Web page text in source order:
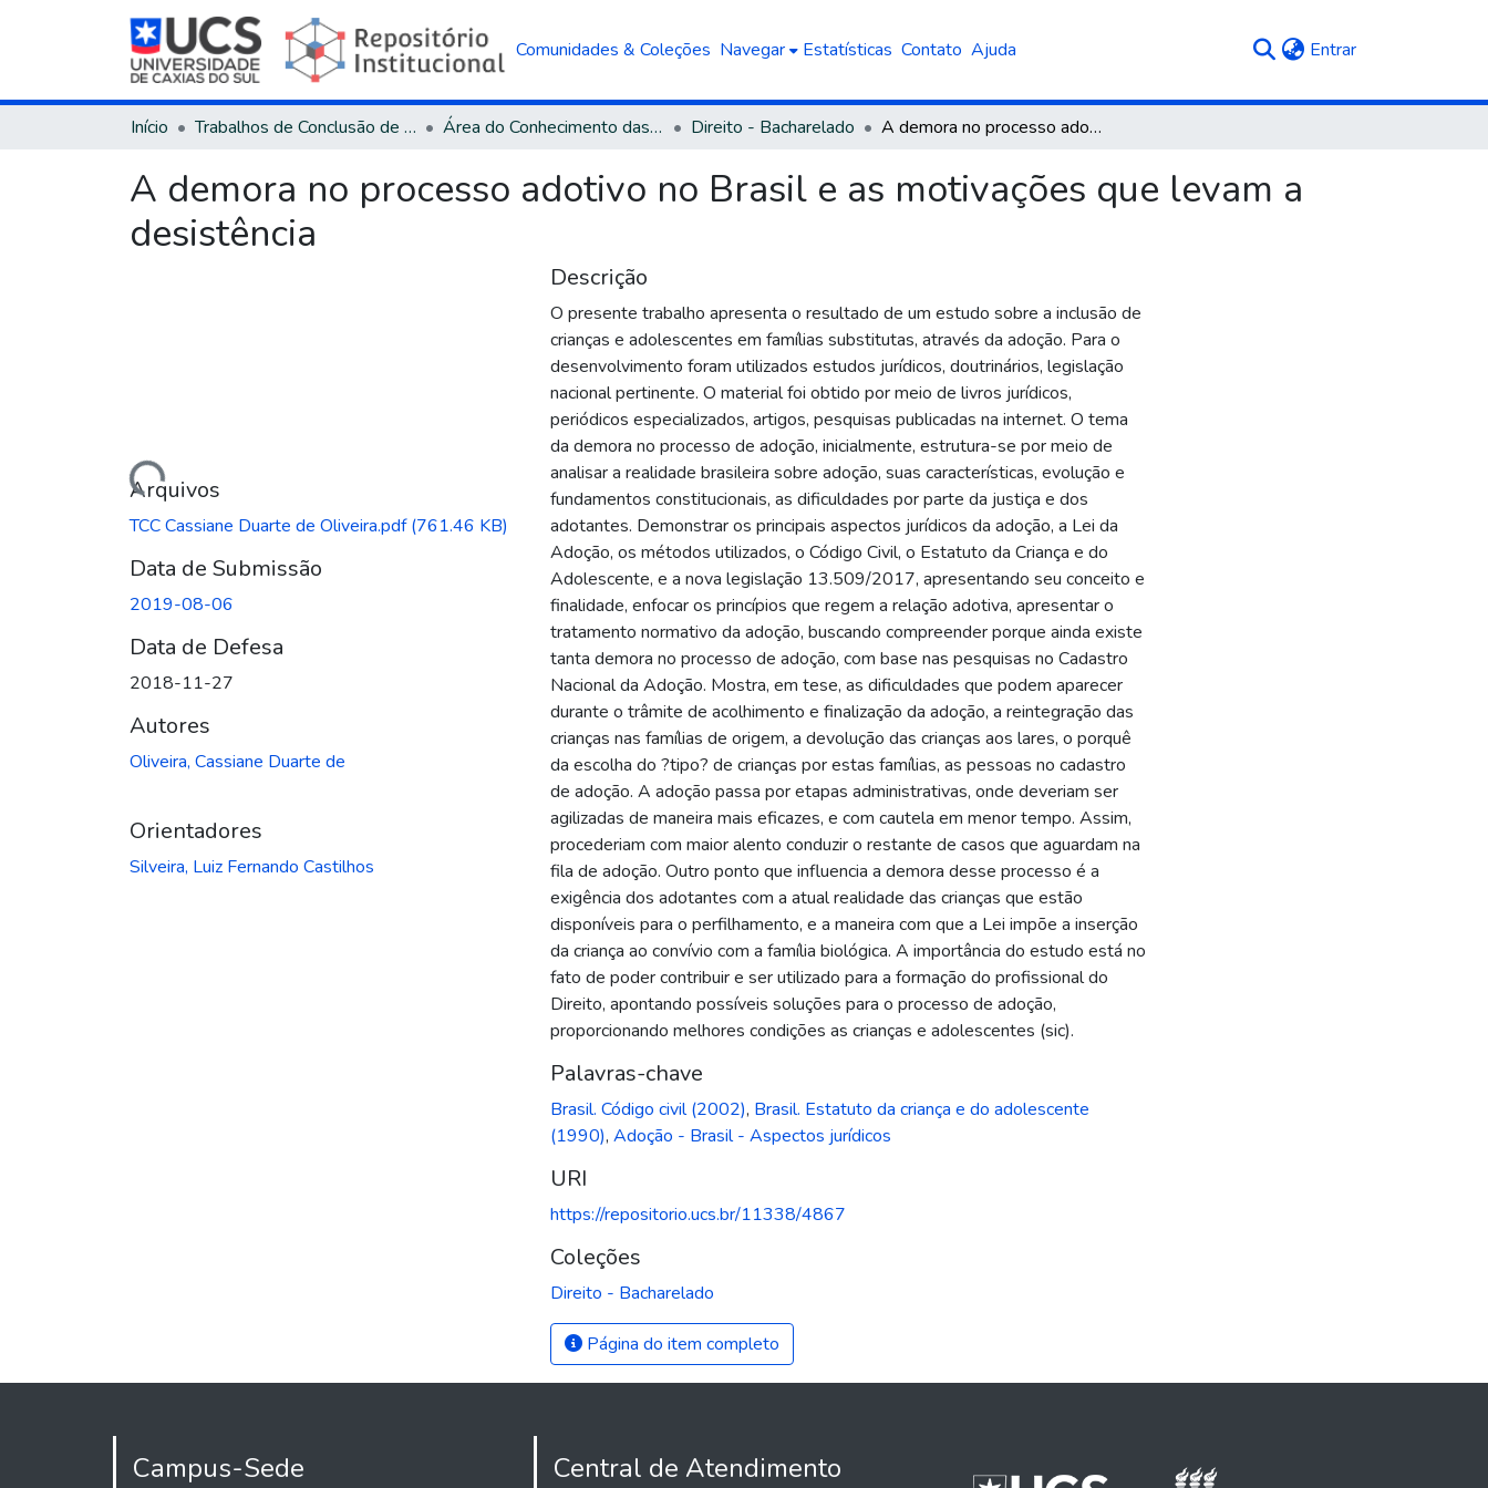
Comunidades & Coleções Navegar Estatísticas Contato Ajuda Entrar(current)
Início Trabalhos de Conclusão de Curso Área do Conhecimento das Ciências Sociais Aplicadas Direito - Bacharelado A demora no processo adotivo no Brasil e as motivações que levam a desistência
A demora no processo adotivo no Brasil e as motivações que levam a
desistência
Carregando...Arquivos
TCC Cassiane Duarte de Oliveira.pdf(761.46 KB)
Data de Submissão
2019-08-06
Data de Defesa
2018-11-27
Autores
Oliveira, Cassiane Duarte de
Orientadores
Silveira, Luiz Fernando Castilhos
Descrição
O presente trabalho apresenta o resultado de um estudo sobre a inclusão de
crianças e adolescentes em famílias substitutas, através da adoção. Para o
desenvolvimento foram utilizados estudos jurídicos, doutrinários, legislação
nacional pertinente. O material foi obtido por meio de livros jurídicos,
periódicos especializados, artigos, pesquisas publicadas na internet. O tema
da demora no processo de adoção, inicialmente, estrutura-se por meio de
analisar a realidade brasileira sobre adoção, suas características, evolução e
fundamentos constitucionais, as dificuldades por parte da justiça e dos
adotantes. Demonstrar os principais aspectos jurídicos da adoção, a Lei da
Adoção, os métodos utilizados, o Código Civil, o Estatuto da Criança e do
Adolescente, e a nova legislação 13.509/2017, apresentando seu conceito e
finalidade, enfocar os princípios que regem a relação adotiva, apresentar o
tratamento normativo da adoção, buscando compreender porque ainda existe
tanta demora no processo de adoção, com base nas pesquisas no Cadastro
Nacional da Adoção. Mostra, em tese, as dificuldades que podem aparecer
durante o trâmite de acolhimento e finalização da adoção, a reintegração das
crianças nas famílias de origem, a devolução das crianças aos lares, o porquê
da escolha do ?tipo? de crianças por estas famílias, as pessoas no cadastro
de adoção. A adoção passa por etapas administrativas, onde deveriam ser
agilizadas de maneira mais eficazes, e com cautela em menor tempo. Assim,
procederiam com maior alento conduzir o restante de casos que aguardam na
fila de adoção. Outro ponto que influencia a demora desse processo é a
exigência dos adotantes com a atual realidade das crianças que estão
disponíveis para o perfilhamento, e a maneira com que a Lei impõe a inserção
da criança ao convívio com a família biológica. A importância do estudo está no
fato de poder contribuir e ser utilizado para a formação do profissional do
Direito, apontando possíveis soluções para o processo de adoção,
proporcionando melhores condições as crianças e adolescentes (sic).
Palavras-chave
Brasil. Código civil (2002), Brasil. Estatuto da criança e do adolescente
(1990), Adoção - Brasil - Aspectos jurídicos
URI
https://repositorio.ucs.br/11338/4867
Coleções
Direito - Bacharelado
Página do item completo
Campus-Sede Central de Atendimento